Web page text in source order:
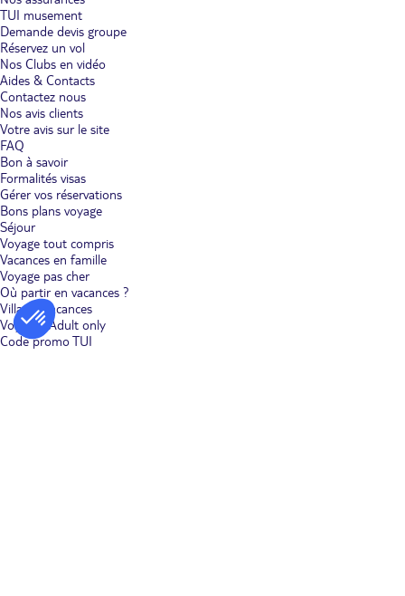
TUI musement
Demande devis groupe
Réservez un vol
Nos Clubs en vidéo
Aides & Contacts
Contactez nous
Nos avis clients
Votre avis sur le site
FAQ
Bon à savoir
Formalités visas
Gérer vos réservations
Bons plans voyage
Séjour
Voyage tout compris
Vacances en famille
Voyage pas cher
Où partir en vacances ?
Villages vacances
Voyages Adult only
Code promo TUI